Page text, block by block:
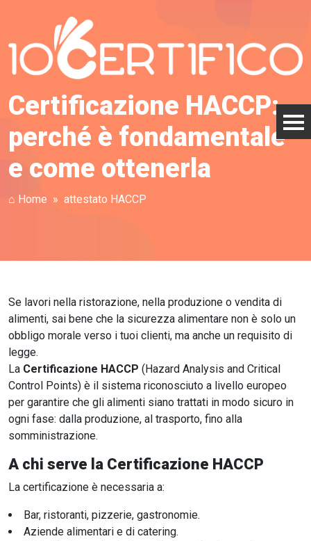
Certificazione HACCP:
perché è fondamentale
e come ottenerla
⌂ Home attestato HACCP
Se lavori nella ristorazione, nella produzione o vendita di
alimenti, sai bene che la sicurezza alimentare non è solo un
obbligo morale verso i tuoi clienti, ma anche un requisito di
legge.
La Certificazione HACCP (Hazard Analysis and Critical
Control Points) è il sistema riconosciuto a livello europeo
per garantire che gli alimenti siano trattati in modo sicuro in
ogni fase: dalla produzione, al trasporto, fino alla
somministrazione.
A chi serve la Certificazione HACCP
La certificazione è necessaria a:
Bar, ristoranti, pizzerie, gastronomie.
Aziende alimentari e di catering.